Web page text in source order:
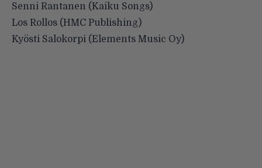
Senni Rantanen (Kaiku Songs)
Los Rollos (HMC Publishing)
Kyösti Salokorpi (Elements Music Oy)